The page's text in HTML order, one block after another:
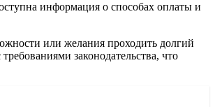
информация о способах оплаты и
или желания проходить долгий
законодательства, что